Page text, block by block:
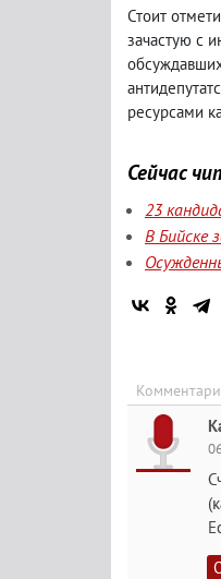
Стоит
зачастую с
ресурсами
Сейчас
23
В Бийске